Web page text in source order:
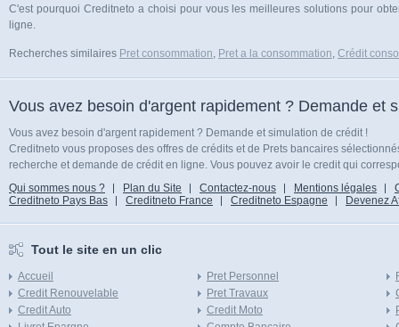
C'est pourquoi Creditneto a choisi pour vous les meilleures solutions pour
ligne.
Recherches similaires Pret consommation, Pret a la consommation, Crédit
Vous avez besoin d'argent rapidement ? Demande et
Vous avez besoin d'argent rapidement ? Demande et simulation de crédit !
Creditneto vous proposes des offres de crédits et de Prets bancaires
recherche et demande de crédit en ligne. Vous pouvez avoir le credit qui
Qui sommes nous ?
Plan du Site Contactez-nous Mentions légales
Creditneto Pays Bas
Creditneto France Creditneto Espagne Devenez
Tout le site en un clic
Accueil
Credit Renouvelable
Credit Auto
Pret Personnel
Pret Travaux
Credit Moto